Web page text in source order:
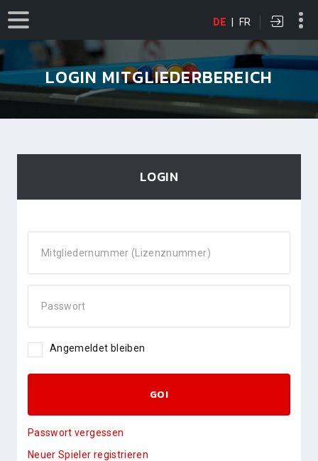
DE | FR
LOGIN MITGLIEDERBEREICH
LOGIN
Mitgliedernummer (Lizenznummer)
Passwort
Angemeldet bleiben
GO!
Passwort vergessen
Neuer Spieler registrieren